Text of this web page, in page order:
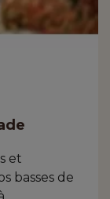
et
basses de